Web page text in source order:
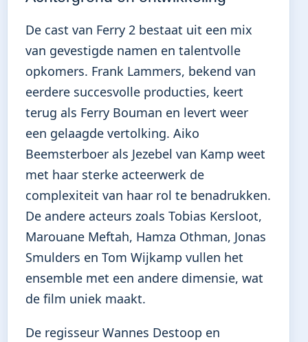
De cast van Ferry 2 bestaat uit een mix
van gevestigde namen en talentvolle
opkomers. Frank Lammers, bekend van
eerdere succesvolle producties, keert
terug als Ferry Bouman en levert weer
een gelaagde vertolking. Aiko
Beemsterboer als Jezebel van Kamp weet
met haar sterke acteerwerk de
complexiteit van haar rol te benadrukken.
De andere acteurs zoals Tobias Kersloot,
Marouane Meftah, Hamza Othman, Jonas
Smulders en Tom Wijkamp vullen het
ensemble met een andere dimensie, wat
de film uniek maakt.
De regisseur Wannes Destoop en